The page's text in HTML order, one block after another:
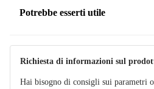
Potrebbe esserti utile
Richiesta di informazioni sul
Hai bisogno di consigli sui parametri